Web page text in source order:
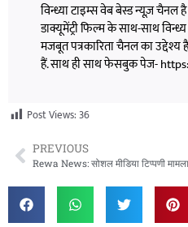
विन्ध्या टाइम्स वेब बेस्ड न्यूज़ चैनल
डाक्यूमेंट्री फिल्म के साथ-साथ
मजबूत पत्रकारिता चैनल का
हैं. साथ ही साथ फेसबुक पेज-
Post Views:36
PREVIOUS
Rewa News: सोशल मीडिया टिप्पणी